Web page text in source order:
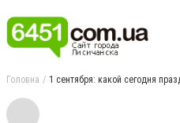
Головна 1 сентября: какой сегодня